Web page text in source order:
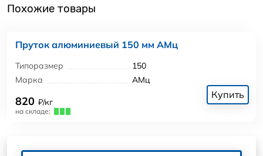
Похожие товары
Пруток алюминиевый 150 мм АМц
Типоразмер
150
Марка
АМц
820 ₽/кг
на складе:
Купить